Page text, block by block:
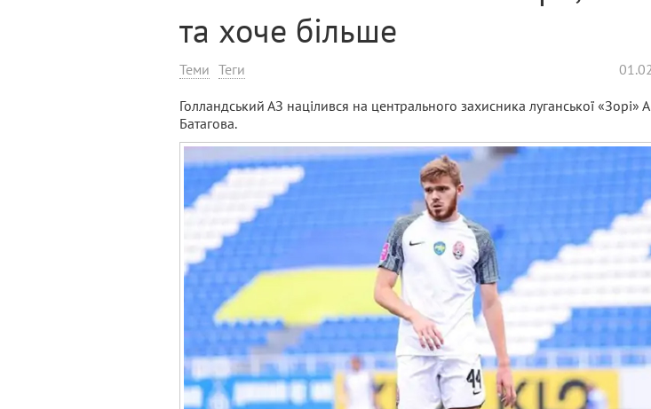
та хоче більше
Теми Теги
Голландський АЗ націлився на центрального захисника луганської «Зорі»
Батагова.